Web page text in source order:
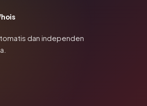
dan independen